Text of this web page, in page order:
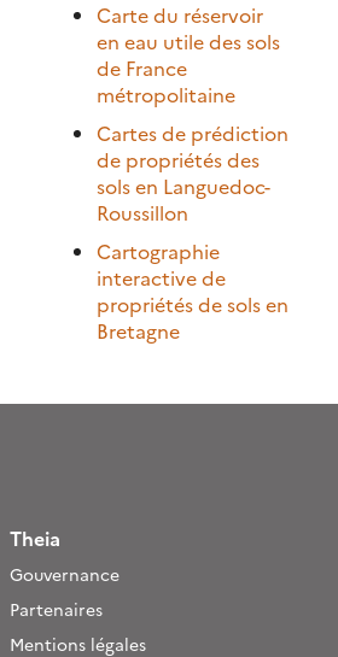
Carte du réservoir
en eau utile des sols
de France
métropolitaine
Cartes de prédiction
de propriétés des
sols en Languedoc-
Roussillon
Cartographie
interactive de
propriétés de sols en
Bretagne
Theia
Gouvernance
Partenaires
Mentions légales